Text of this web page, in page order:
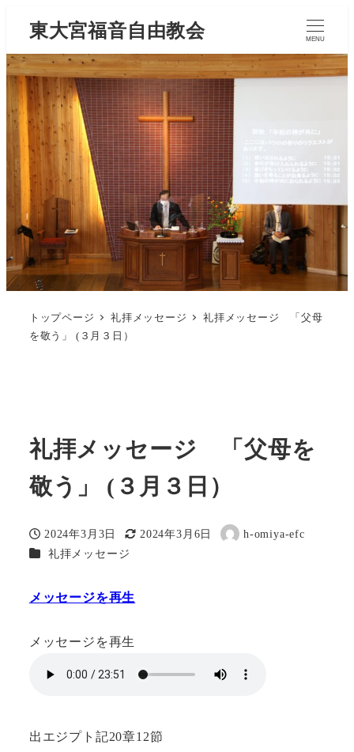
東大宮福音自由教会 MENU
トップページ 礼拝メッセージ
礼拝メッセージ 「父母
を敬う」 (３月３日）
礼拝メッセージ 「父母を
敬う」 (３月３日）
投稿日
2024年3月3日
更新日
2024年3月6日
著
h-omiya-efc
カテゴリー
礼拝メッセージ
メッセージを再生
メッセージを再生
出エジプト記20章12節